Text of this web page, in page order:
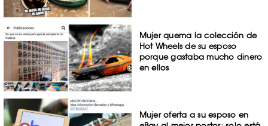
Mujer quema la colección de
Hot Wheels de su esposo
porque gastaba mucho dinero
en ellos
Mujer oferta a su esposo en